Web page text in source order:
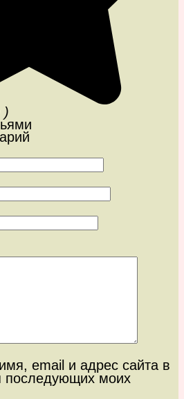
)
email и адрес сайта в
последующих моих